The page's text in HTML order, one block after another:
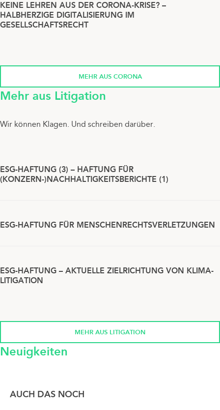
KEINE LEHREN AUS DER CORONA-KRISE? –
HALBHERZIGE DIGITALISIERUNG IM
GESELLSCHAFTSRECHT
MEHR AUS CORONA
Mehr aus Litigation
Wir können Klagen. Und schreiben darüber.
ESG-HAFTUNG (3) – HAFTUNG FÜR
(KONZERN-)NACHHALTIGKEITSBERICHTE (1)
ESG-HAFTUNG FÜR MENSCHENRECHTSVERLETZUNGEN
ESG-HAFTUNG – AKTUELLE ZIELRICHTUNG VON KLIMA-
LITIGATION
MEHR AUS LITIGATION
Neuigkeiten
AUCH DAS NOCH